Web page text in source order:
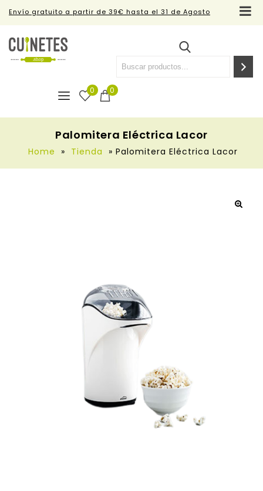
Envío gratuito a partir de 39€ hasta el 31 de Agosto
0
0
Palomitera Eléctrica Lacor
Home » Tienda » Palomitera Eléctrica Lacor